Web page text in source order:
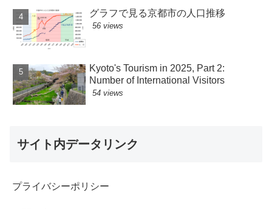
グラフで見る京都市の人口推移
56 views
Kyoto's Tourism in 2025, Part 2:
Number of International Visitors
54 views
サイト内データリンク
プライバシーポリシー